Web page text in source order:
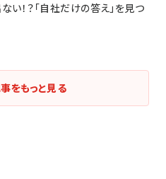
！？「自社だけの答え」を見つ
をもっと見る